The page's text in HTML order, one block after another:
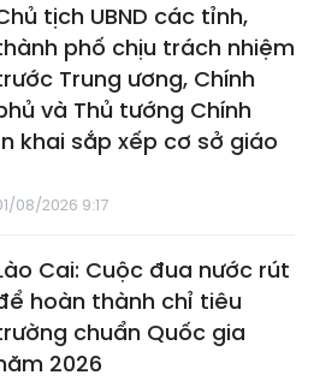
tịch UBND các tỉnh,
phố chịu trách nhiệm
Trung ương, Chính
và Thủ tướng Chính
khai sắp xếp cơ sở giáo
08/2026 9:17
Cai: Cuộc đua nước rút
hoàn thành chỉ tiêu
chuẩn Quốc gia
2026